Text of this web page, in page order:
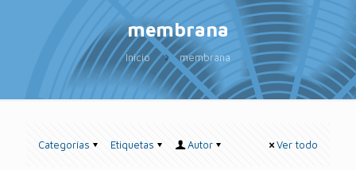
membrana
Inicio membrana
Categorías Etiquetas Autor Ver todo